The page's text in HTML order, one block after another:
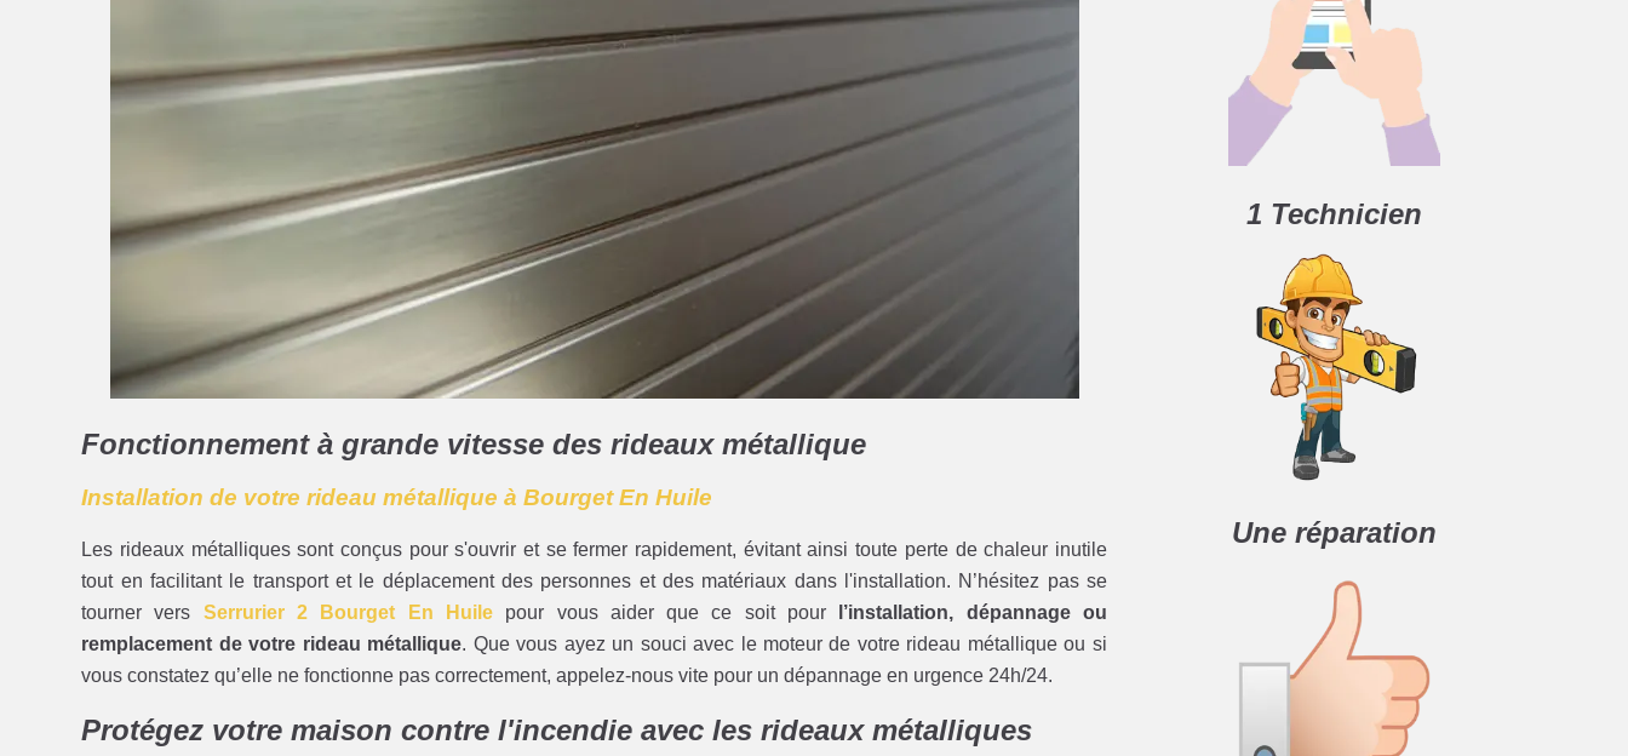
Fonctionnement à grande vitesse des rideaux métallique
Installation de votre rideau métallique à Bourget En Huile
Les rideaux métalliques sont conçus pour s'ouvrir et se fermer rapidement, évitant ainsi toute perte de chaleur inutile
tout en facilitant le transport et le déplacement des personnes et des matériaux dans l'installation. N’hésitez pas se
tourner vers Serrurier 2 Bourget En Huilepour vous aider que ce soit pour
l’installation, dépannage ou
remplacement de votre rideau métallique. Que vous ayez un souci avec le moteur de votre rideau métallique ou si
vous constatez qu’elle ne fonctionne pas correctement, appelez-nous vite pour un dépannage en urgence 24h/24.
Protégez votre maison contre l'incendie avec les rideaux métalliques
1 Technicien
Une réparation